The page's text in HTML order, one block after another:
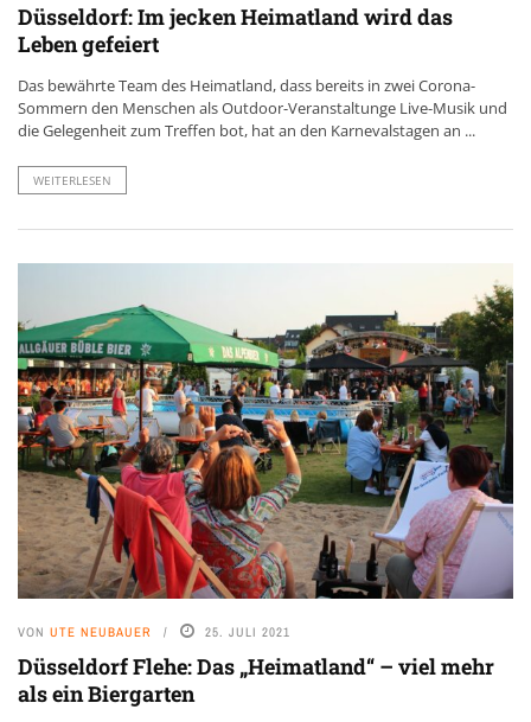
Düsseldorf: Im jecken Heimatland wird das
Leben gefeiert
Das bewährte Team des Heimatland, dass bereits in zwei Corona-
Sommern den Menschen als Outdoor-Veranstaltunge Live-Musik und
die Gelegenheit zum Treffen bot, hat an den Karnevalstagen an ...
WEITERLESEN
VON UTE NEUBAUER 25. JULI 2021
Düsseldorf Flehe: Das „Heimatland“ – viel mehr
als ein Biergarten